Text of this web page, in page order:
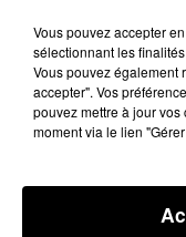
25 mai 2023 - 2 min
LES INFOS DE
10H00
Les infos de l'Aude
Vous pouvez accepter
sélectionnant les
Vous pouvez également
accepter". Vos
pouvez mettre à jour
moment via le lien